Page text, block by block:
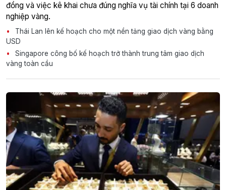
đồng và việc kê khai chưa đúng nghĩa vụ tài chính tại 6 doanh
nghiệp vàng.
Thái Lan lên kế hoạch cho một nền tảng giao dịch vàng bằng
USD
Singapore công bố kế hoạch trở thành trung tâm giao dịch
vàng toàn cầu